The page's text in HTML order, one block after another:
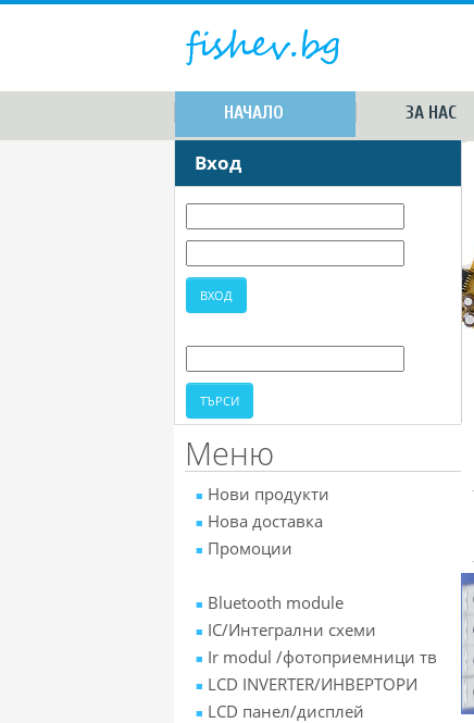
НАЧАЛО ЗА НАС
Вход
Меню
Нови продукти
Нова доставка
Промоции
Bluetooth module
IC/Интегрални схеми
Ir modul /фотоприемници тв
LCD INVERTER/ИНВЕРТОРИ
LCD панел/дисплей